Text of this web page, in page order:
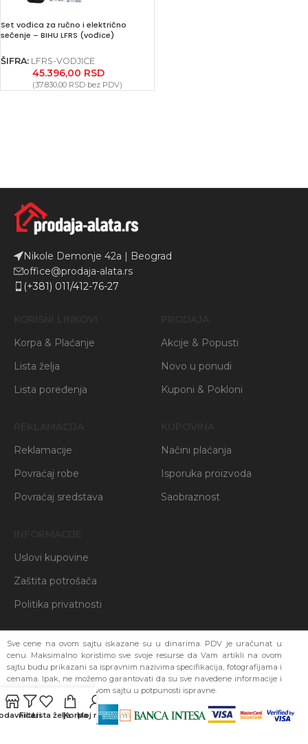
Set vođica za ručno i električno
sečenje – BIHU LFRS (vođice)
ŠIFRA: LFRS-VODJICE
45.396,00 RSD
(37.830,00 RSDbez PDV)
Nikole Demonje 42a | Beograd
office@prodaja-alata.rs
(+381) 011/412-76-27
Korpa & Plaćanje
Lista želja
Lista poređenja
Akcije & Popusti
Novo u ponudi
Kuponi & Pokloni
Reklamacije
Povraćaj robe
Povraćaj sredstava
Načini plaćanja
Isporuka proizvoda
Saobraznost
Uslovi kupovine
Zaštita potrošača
Politika privatnosti
Sve cene na ovom sajtu iskazane su u dinarima. PDV je uračunat u
cenu. Maksimalno koristimo sve svoje resurse da Vam artikli na ovom
sajtu budu prikazani sa ispravnim nazivima specifikacija, fotografijama i
cenama. Ipak, ne možemo garantovati da su sve navedene informacije i
fotografije artikala na ovom sajtu u potpunosti ispravne.
FilteriLista željaKorpaMoj nalog